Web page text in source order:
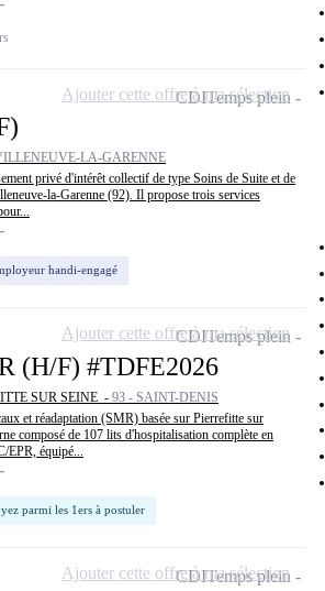
LA-GARENNE
privé d'intérêt collectif de type Soins de Suite et de
la-Garenne (92). Il propose trois services
handi-engagé
CDITemps plein
Ajouter cette offre à ma sélection
(H/F) #TDFE2026
SUR SEINE - 93 - SAINT-DENIS
et réadaptation (SMR) basée sur Pierrefitte sur
composé de 107 lits d'hospitalisation complète en
EPR, équipé...
parmi les 1ers à postuler
CDITemps plein
Ajouter cette offre à ma sélection
CDITemps plein
Ajouter cette offre à ma sélection